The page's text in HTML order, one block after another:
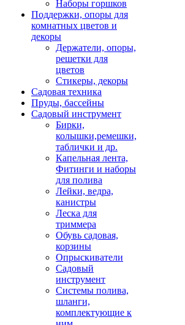
Наборы горшков
Поддержки, опоры для
комнатных цветов и
декоры
Держатели, опоры,
решетки для
цветов
Стикеры, декоры
Садовая техника
Пруды, бассейны
Садовый инструмент
Бирки,
колышки,ремешки,
таблички и др.
Капельная лента,
Фитинги и наборы
для полива
Лейки, ведра,
канистры
Леска для
триммера
Обувь садовая,
корзины
Опрыскиватели
Садовый
инструмент
Системы полива,
шланги,
комплектующие к